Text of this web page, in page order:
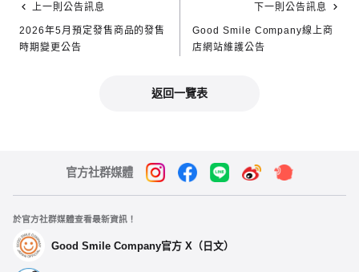
上一則公告訊息
2026年5月預定發售商品的發售
時期變更公告
下一則公告訊息
Good Smile Company線上商
店網站維護公告
返回一覽表
官方社群媒體
於官方社群媒體查看最新資訊！
Good Smile Company官方 X（日文）